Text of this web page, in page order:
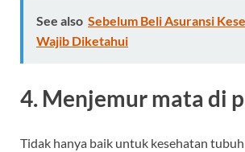
See also Sebelum Beli Asuransi
Wajib Diketahui
4. Menjemur mata di
Tidak hanya baik untuk kesehatan